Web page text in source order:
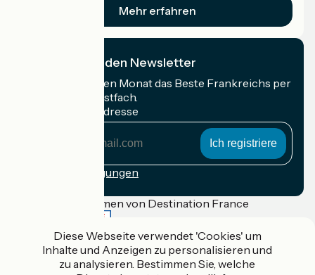
Mehr erfahren
Ich abonniere den Newsletter
Erhalten Sie jeden Monat das Beste Frankreichs per
Rad in Ihrem Postfach.
Meine E-Mail-Adresse
Anmeldebedingungen
Gefördert im Rahmen von Destination France
Accueil Vélo Pro
Diese Webseite verwendet 'Cookies' um
Inhalte und Anzeigen zu personalisieren und
zu analysieren. Bestimmen Sie, welche